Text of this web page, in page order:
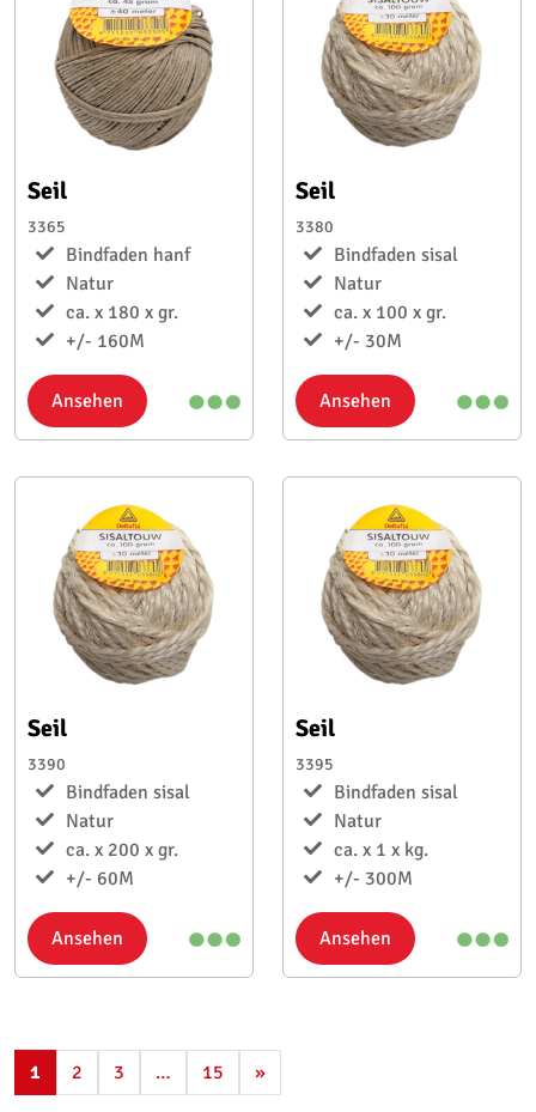
Seil
3365
Bindfaden hanf
Natur
ca. x 180 x gr.
+/- 160M
Ansehen
Seil
3380
Bindfaden sisal
Natur
ca. x 100 x gr.
+/- 30M
Ansehen
Seil
3390
Bindfaden sisal
Natur
ca. x 200 x gr.
+/- 60M
Ansehen
Seil
3395
Bindfaden sisal
Natur
ca. x 1 x kg.
+/- 300M
Ansehen
1 2 3 … 15 »